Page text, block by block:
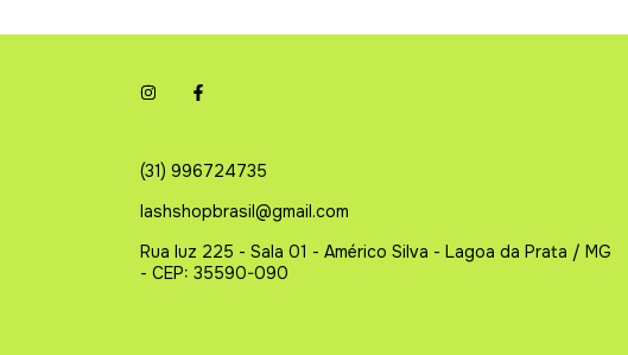
(31) 996724735
lashshopbrasil@gmail.com
Rua luz 225 - Sala 01 - Américo Silva - Lagoa da Prata / MG
- CEP: 35590-090